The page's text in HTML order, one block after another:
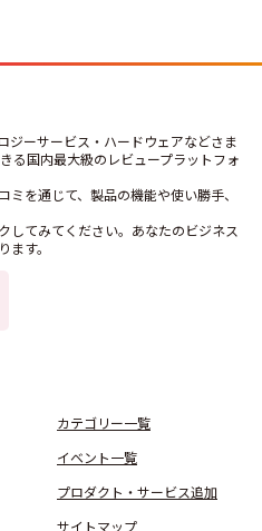
ジーサービス・ハードウェアなどさま
る国内最大級のレビュープラットフォ
を通じて、製品の機能や使い勝手、
してみてください。あなたのビジネス
す。
カテゴリー一覧
イベント一覧
プロダクト・サービス追加
サイトマップ